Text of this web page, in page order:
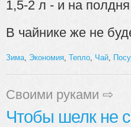
1,5-2 л - и на
В чайнике же не
Зима Экономия Тепло Чай
Своими руками ⇨
Чтобы шелк не